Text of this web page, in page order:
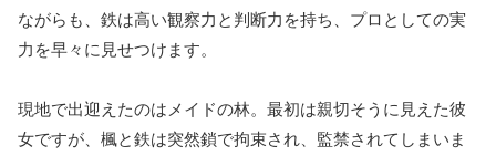
ながらも、鉄は高い観察力と判断力を持ち、プロとしての実
力を早々に見せつけます。
現地で出迎えたのはメイドの林。最初は親切そうに見えた彼
女ですが、楓と鉄は突然鎖で拘束され、監禁されてしまいま